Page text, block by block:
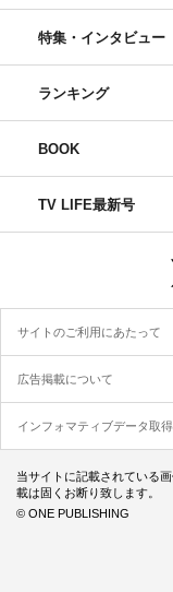
特集・インタビュー
ランキング
BOOK
TV LIFE最新号
サイトのご利用にあたって
広告掲載について
インフォマティブデータ取
当サイトに記載されている
載は固くお断り致します。
© ONE PUBLISHING